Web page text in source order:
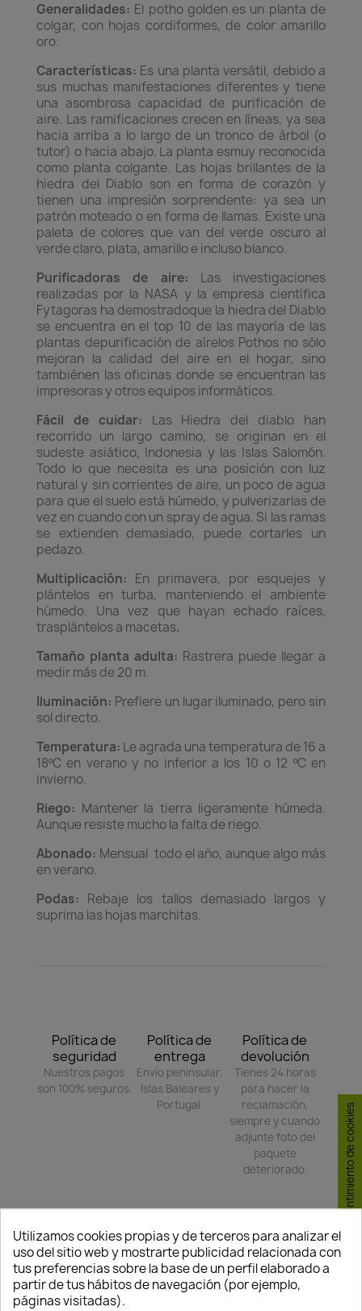
Generalidades: El potho golden es un planta de
colgar, con hojas cordiformes, de color amarillo
oro.
Características: Es una planta versátil, debido a
sus muchas manifestaciones diferentes y tiene
una asombrosa capacidad de purificación de
aire. Las ramificaciones crecen en líneas, ya sea
hacia arriba a lo largo de un tronco de árbol (o
tutor) o hacia abajo. La planta esmuy reconocida
como planta colgante. Las hojas brillantes de la
hiedra del Diablo son en forma de corazón y
tienen una impresión sorprendente: ya sea un
patrón moteado o en forma de llamas. Existe una
paleta de colores que van del verde oscuro al
verde claro, plata, amarillo e incluso blanco.
Purificadoras de aire: Las investigaciones
realizadas por la NASA y la empresa científica
Fytagoras ha demostradoque la hiedra del Diablo
se encuentra en el top 10 de las mayoría de las
plantas depurificación de aírelos Pothos no sólo
mejoran la calidad del aire en el hogar, sino
tambiénen las oficinas donde se encuentran las
impresoras y otros equipos informáticos.
Fácil de cuidar: Las Hiedra del diablo han
recorrido un largo camino, se originan en el
sudeste asiático, Indonesia y las Islas Salomón.
Todo lo que necesita es una posición con luz
natural y sin corrientes de aire, un poco de agua
para que el suelo está húmedo, y pulverizarlas de
vez en cuando con un spray de agua. Si las ramas
se extienden demasiado, puede cortarles un
pedazo.
Multiplicación: En primavera, por esquejes y
plántelos en turba, manteniendo el ambiente
húmedo. Una vez que hayan echado raíces,
trasplántelos a macetas.
Tamaño planta adulta: Rastrera puede llegar a
medir más de 20 m.
Iluminación: Prefiere un lugar iluminado, pero sin
sol directo.
Temperatura: Le agrada una temperatura de 16 a
18ºC en verano y no inferior a los 10 o 12 ºC en
invierno.
Riego: Mantener la tierra ligeramente húmeda.
Aunque resiste mucho la falta de riego.
Abonado: Mensual todo el año, aunque algo más
en verano.
Podas: Rebaje los tallos demasiado largos y
suprima las hojas marchitas.
Política de
seguridad
Nuestros pagos
son 100% seguros.
Política de
entrega
Envío peninsular,
Islas Baleares y
Portugal.
Política de
devolución
Tienes 24 horas
para hacer la
reclamación,
siempre y cuando
adjunte foto del
paquete
deteriorado.
Compartir
TAMBIÉN PODRÍA INTERESARLE
Utilizamos cookies propias y de terceros para analizar el
uso del sitio web y mostrarte publicidad relacionada con
tus preferencias sobre la base de un perfil elaborado a
partir de tus hábitos de navegación (por ejemplo,
páginas visitadas).
Consentimiento de cookies